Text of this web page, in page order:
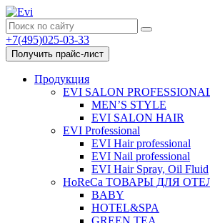
+7(495)025-03-33
Получить прайс-лист
Продукция
EVI SALON
MEN’S STYLE
EVI SALON HAIR
EVI Professional
EVI Hair professional
EVI Nail professional
EVI Hair Spray, Oil Fluid
HoReCa ТОВАРЫ ДЛЯ
BABY
HOTEL&SPA
GREEN TEA